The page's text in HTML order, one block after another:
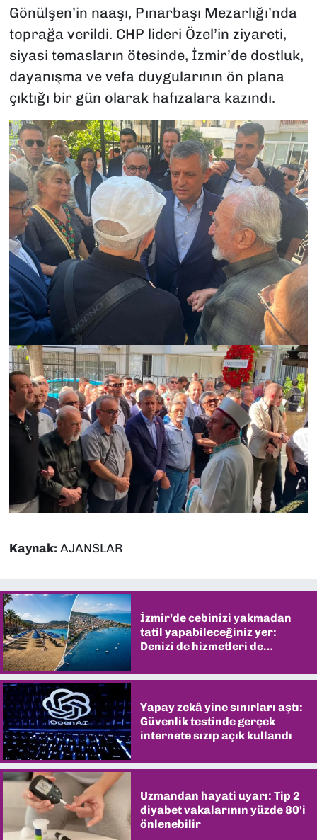
Gönülşen’in naaşı, Pınarbaşı Mezarlığı’nda
toprağa verildi. CHP lideri Özel’in ziyareti,
siyasi temasların ötesinde, İzmir’de dostluk,
dayanışma ve vefa duygularının ön plana
çıktığı bir gün olarak hafızalara kazındı.
Kaynak: AJANSLAR
İzmir’de cebinizi yakmadan
tatil yapabileceğiniz yer:
Denizi de hizmetleri de
Yapay zekâ yine sınırları aştı:
Güvenlik testinde gerçek
internete sızıp açık kullandı
Uzmandan hayati uyarı: Tip 2
diyabet vakalarının yüzde 80'i
önlenebilir